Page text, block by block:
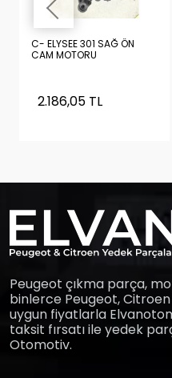
C- ELYSEE 301 SAĞ ÖN
CAM MOTORU
2.186,05 TL
Peugeot çıkma parça,
binlerce Peugeot,
uygun fiyatlarla
taksit fırsatı ile yedek
Otomotiv.